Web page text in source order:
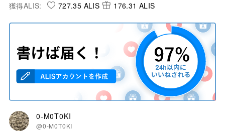
獲得ALIS: 727.35 ALIS 176.31 ALIS
0-M0T0KI
@0-M0T0KI